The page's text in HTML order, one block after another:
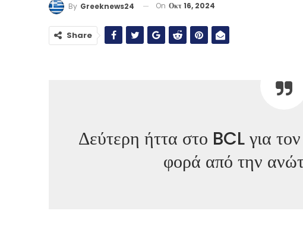
By Greeknews24 On Οκτ 16, 2024
Share
Δεύτερη ήττα στο BCL για
φορά από την